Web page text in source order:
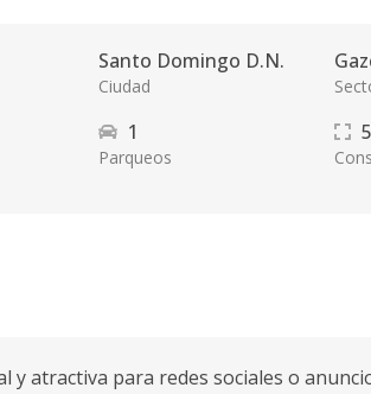
Santo Domingo D.N.
Ciudad
1
Parqueos
y atractiva para redes sociales o